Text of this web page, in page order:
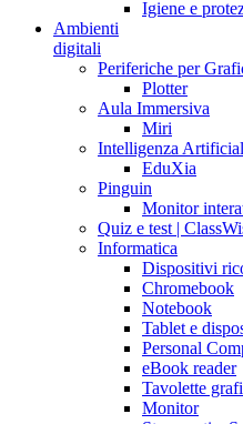
Igiene e
Ambienti
digitali
Periferiche per
Plotter
Aula Immersiva
Miri
Intelligenza
EduXia
Pinguin
Monitor
Quiz e test |
Informatica
Dispositivi
Chromebook
Notebook
Tablet e
Personal
eBook reader
Tavolette
Monitor